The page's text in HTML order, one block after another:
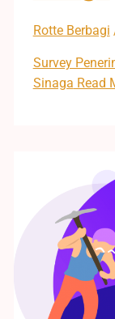
Rotte Berbagi
Survey
Sinaga Read